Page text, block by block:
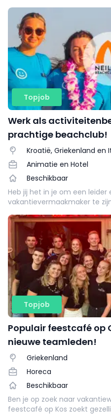
Topjob
Werk als
prachtige beachclub!
Kroatië, Griekenland en
Animatie en Hotel
Beschikbaar
Heb jij het in je om een leider
vakantievermaakmaker te
Team!
Topjob
Populair feestcafé op
nieuwe teamleden!
Griekenland
Horeca
Beschikbaar
Ben je op zoek naar
feestcafé op Kos zoekt